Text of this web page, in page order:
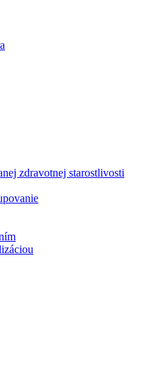
zdravotnej starostlivosti